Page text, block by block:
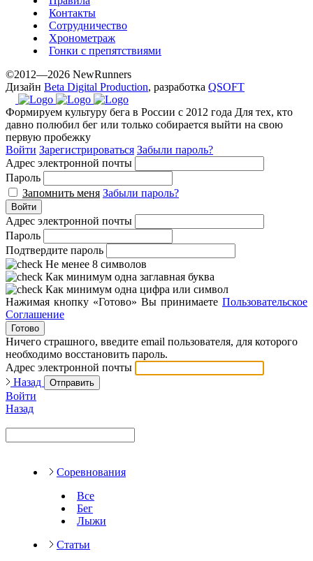
Контакты
Сотрудничество
Хронометраж
Гонки с препятствиями
©2012—2026 NewRunners
Дизайн Beta Digital Production, разработка QSOFT
Формируем культуру бега в России с 2012 года Для тех, кто
давно полюбил бег или только собирается выйти на свою
первую пробежку
Войти Зарегистрироваться Забыли пароль?
Адрес электронной почты
Пароль
Запомнить меня Забыли пароль?
Войти
Адрес электронной почты
Пароль
Подтвердите пароль
Не менее 8 символов
Как минимум одна заглавная буква
Как минимум одна цифра или символ
Нажимая кнопку «Готово» Вы принимаете Пользовательское
Соглашение
Готово
Ничего страшного, введите email пользователя, для которого
необходимо восстановить пароль.
Адрес электронной почты
Назад
Отправить
Войти
Назад
Соревнования
Все
Бег
Лыжи
Статьи